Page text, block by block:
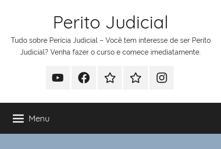
conteúdo
Perito Judicial
Tudo sobre Perícia Judicial – Você tem interesse de ser Perito
Judicial? Venha fazer o curso e comece imediatamente.
YoutubeFacebookWhatsappTelegramInstagram
Menu